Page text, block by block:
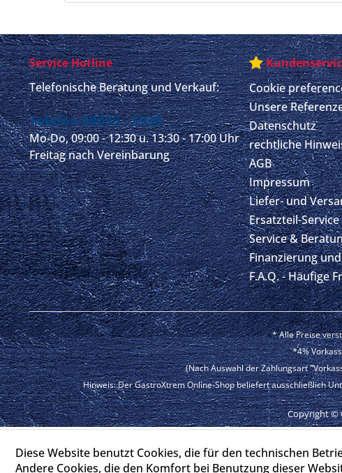
Service Hotline
Telefonische Beratung und Verkauf:
Telefon 08035 - 5930
Mo-Do, 09:00 - 12:30 u. 13:30 - 17:00 Uhr
Freitag nach Vereinbarung
Cookie
Unsere
Datenschutz
rechtliche
AGB
Impressum
Liefer- und
Ersatzteil-Service
Service &
Finanzierung
F.A.Q. - Häufige
* Alle Preise
*4%
(Nach Auswahl der Zahlungsart
Hinweis: Der GastroXtrem Online-Shop beliefert ausschließlich
Copyright ©
Top
Diese Website benutzt Cookies, die für den technischen
Andere Cookies, die den Komfort bei Benutzung dieser